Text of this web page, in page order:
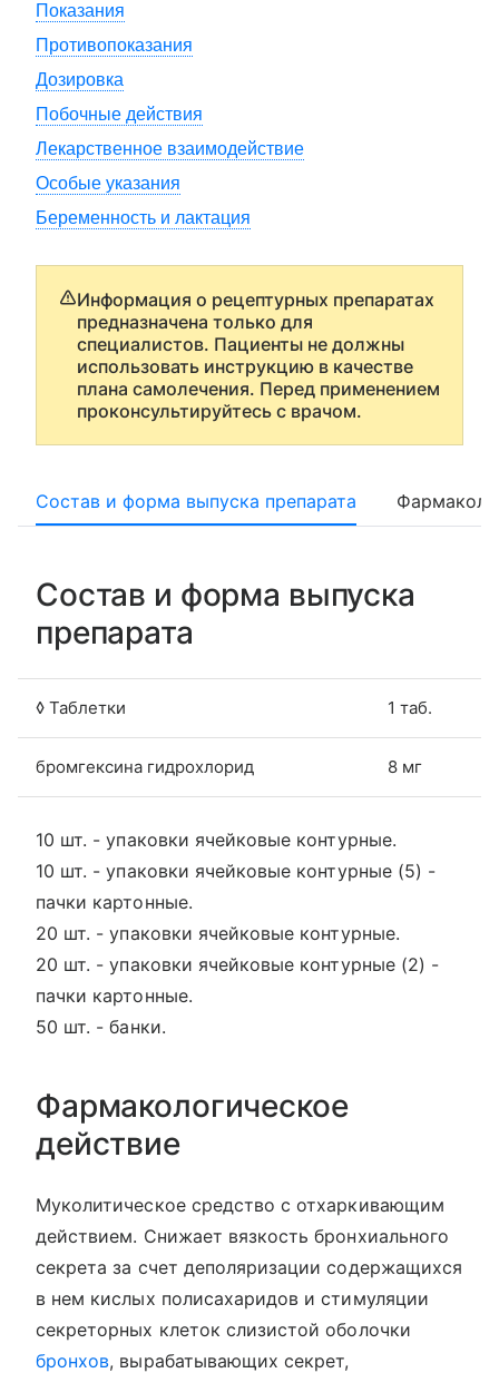
Показания
Противопоказания
Дозировка
Побочные действия
Лекарственное взаимодействие
Особые указания
Беременность и лактация
Информация о рецептурных препаратах
предназначена только для
специалистов. Пациенты не должны
использовать инструкцию в качестве
плана самолечения. Перед применением
проконсультируйтесь с врачом.
Состав и форма выпуска препарата
Состав и форма выпуска
препарата
◊ Таблетки 1 таб.
бромгексина гидрохлорид 8 мг
10 шт. - упаковки ячейковые контурные.
10 шт. - упаковки ячейковые контурные (5) -
пачки картонные.
20 шт. - упаковки ячейковые контурные.
20 шт. - упаковки ячейковые контурные (2) -
пачки картонные.
50 шт. - банки.
Фармакологическое
действие
Муколитическое средство с отхаркивающим
действием. Снижает вязкость бронхиального
секрета за счет деполяризации содержащихся
в нем кислых полисахаридов и стимуляции
секреторных клеток слизистой оболочки
бронхов, вырабатывающих секрет,